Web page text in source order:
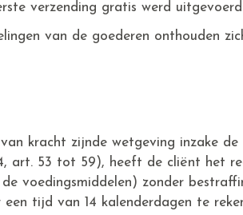
verzending gratis werd
van de goederen onthouden
van kracht zijnde wetgeving inzake
art. 53 tot 59), heeft de cliënt het
voedingsmiddelen) zonder
een tijd van 14 kalenderdagen te